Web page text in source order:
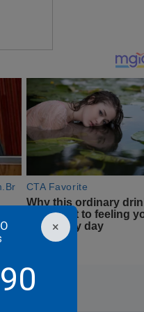
×
acaba muito mal e surge